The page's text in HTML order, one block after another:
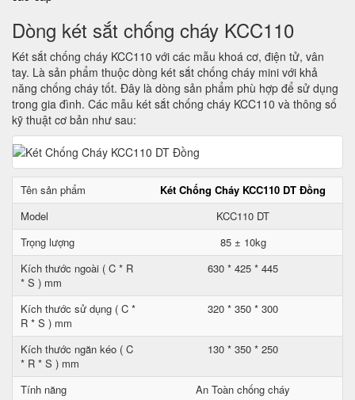
Dòng két sắt chống cháy KCC110
Két sắt chống cháy KCC110 với các mẫu khoá cơ, điện tử, vân
tay. Là sản phẩm thuộc dòng két sắt chống cháy mini với khả
năng chống cháy tốt. Đây là dòng sản phẩm phù hợp để sử dụng
trong gia đình. Các mẫu két sắt chống cháy KCC110 và thông số
kỹ thuật cơ bản như sau:
Tên sản phẩm
Két Chống Cháy KCC110 DT Đồng
Model
KCC110 DT
Trọng lượng
85 ± 10kg
Kích thước ngoài ( C * R
* S ) mm
630 * 425 * 445
Kích thước sử dụng ( C *
R * S ) mm
320 * 350 * 300
Kích thước ngăn kéo ( C
* R * S ) mm
130 * 350 * 250
Tính năng
An Toàn chống cháy